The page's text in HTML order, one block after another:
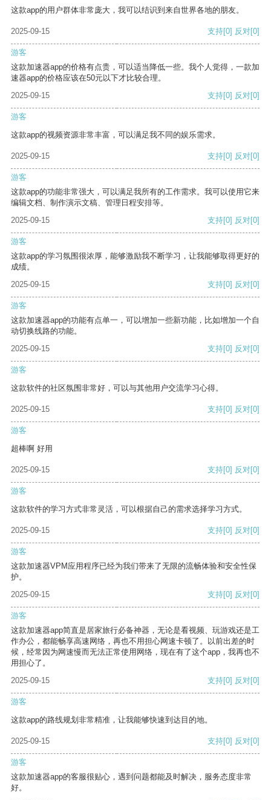
这款app的用户群体非常庞大，我可以结识到来自世界各地的朋友。
2025-09-15 支持[0] 反对[0]
游客
这款加速器app的价格有点贵，可以适当降低一些。我个人觉得，一款加
速器app的价格应该在50元以下才比较合理。
2025-09-15
支持[0] 反对[0]
游客
这款app的视频资源非常丰富，可以满足我不同的娱乐需求。
2025-09-15 支持[0] 反对[0]
游客
这款app的功能非常强大，可以满足我所有的工作需求。我可以使用它来
编辑文档、制作演示文稿、管理日程安排等。
2025-09-15
支持[0] 反对[0]
游客
这款app的学习氛围很浓厚，能够激励我不断学习，让我能够取得更好的
成绩。
2025-09-15
支持[0] 反对[0]
游客
这款加速器app的功能有点单一，可以增加一些新功能，比如增加一个自
动切换线路的功能。
2025-09-15
支持[0] 反对[0]
游客
这款软件的社区氛围非常好，可以与其他用户交流学习心得。
2025-09-15 支持[0] 反对[0]
游客
超棒啊 好用
2025-09-15 支持[0] 反对[0]
游客
这款软件的学习方式非常灵活，可以根据自己的需求选择学习方式。
2025-09-15 支持[0] 反对[0]
游客
这款加速器VPM应用程序已经为我们带来了无限的流畅体验和安全性保
护。
2025-09-15
支持[0] 反对[0]
游客
这款加速器app简直是居家旅行必备神器，无论是看视频、玩游戏还是工
作办公，都能畅享高速网络，再也不用担心网速卡顿了。以前出差的时
候，经常因为网速慢而无法正常使用网络，现在有了这个app，我再也不
用担心了。
2025-09-15
支持[0] 反对[0]
游客
这款app的路线规划非常精准，让我能够快速到达目的地。
2025-09-15 支持[0] 反对[0]
游客
这款加速器app的客服很贴心，遇到问题都能及时解决，服务态度非常
好。